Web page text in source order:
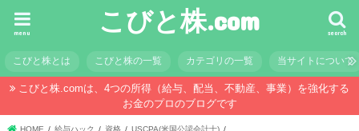
こびと株.com search
menu
こびと株とは こびと株の一覧 カテゴリの一覧 当サイトについて
こびと株.comは、4つの所得（給与、配当、不動産、事業）を強化する
お金のプロのブログです
HOME 給与ハック 資格
USCPA(米国公認会計士)